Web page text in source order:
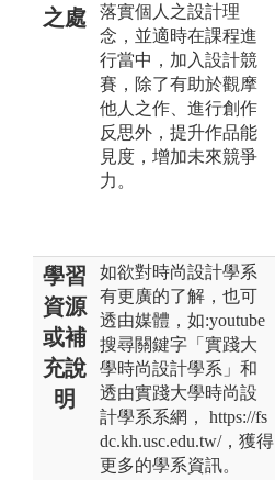
之處
落實個人之設計理
念，並適時在課程進
行當中，加入設計競
賽，除了有助於觀摩
他人之作、進行創作
反思外，提升作品能
見度，增加未來競爭
力。
學習
資源
或補
充說
明
如欲對時尚設計學系
有更廣的了解，也可
透由媒體，如:youtube
搜尋關鍵字「實踐大
學時尚設計學系」和
透由實踐大學時尚設
計學系系網， https://fs
dc.kh.usc.edu.tw/，獲得
更多的學系資訊。